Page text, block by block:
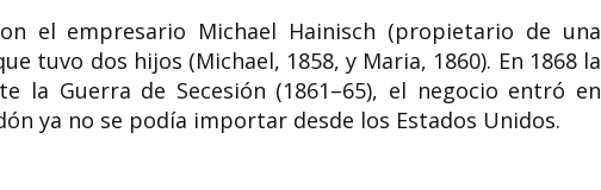
el empresario Michael Hainisch (propietario de una
tuvo dos hijos (Michael, 1858, y Maria, 1860). En 1868 la
la Guerra de Secesión (1861–65), el negocio entró en
ya no se podía importar desde los Estados Unidos.